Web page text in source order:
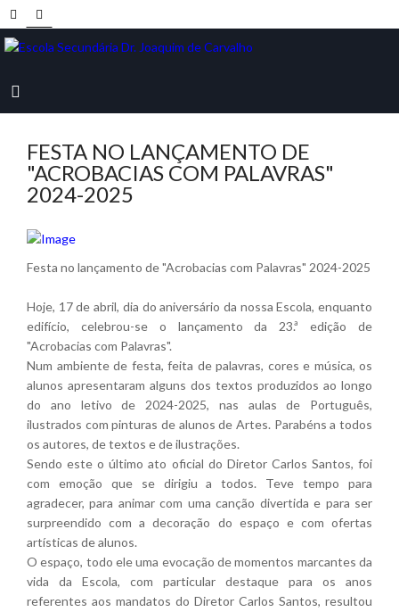
FESTA NO LANÇAMENTO DE
"ACROBACIAS COM PALAVRAS"
2024-2025
Festa no lançamento de "Acrobacias com Palavras" 2024-2025
Hoje, 17 de abril, dia do aniversário da nossa Escola, enquanto
edifício, celebrou-se o lançamento da 23.ª edição de
"Acrobacias com Palavras".
Num ambiente de festa, feita de palavras, cores e música, os
alunos apresentaram alguns dos textos produzidos ao longo
do ano letivo de 2024-2025, nas aulas de Português,
ilustrados com pinturas de alunos de Artes. Parabéns a todos
os autores, de textos e de ilustrações.
Sendo este o último ato oficial do Diretor Carlos Santos, foi
com emoção que se dirigiu a todos. Teve tempo para
agradecer, para animar com uma canção divertida e para ser
surpreendido com a decoração do espaço e com ofertas
artísticas de alunos.
O espaço, todo ele uma evocação de momentos marcantes da
vida da Escola, com particular destaque para os anos
referentes aos mandatos do Diretor Carlos Santos, resultou